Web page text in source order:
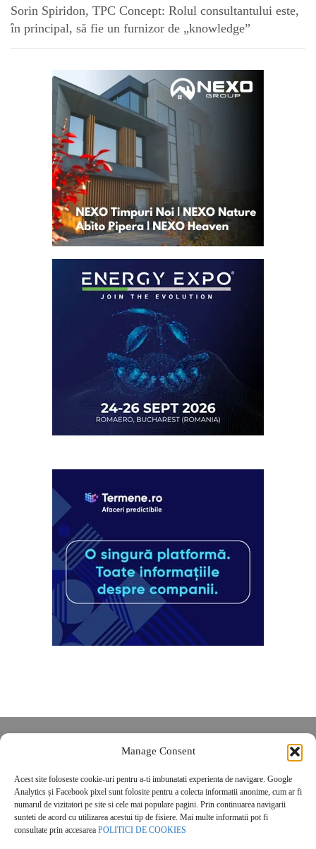
Manage Consent
Acest site foloseste cookie-uri pentru a-ti imbunatati experienta de navigare. Google
Analytics și Facebook pixel sunt folosite pentru a colecta informatii anonime, cum ar fi
numarul de vizitatori pe site si cele mai populare pagini. Prin continuarea navigarii
sunteti de acord cu utilizarea acestui tip de fisiere. Mai multe informatii pot fi
consultate prin accesarea POLITICI DE COOKIES
Sorin Spiridon, TPC Concept: Rolul consultantului este,
în principal, să fie un furnizor de „knowledge”
POLITICĂ DE CONFIDENȚIALITATE
Politica de cookies